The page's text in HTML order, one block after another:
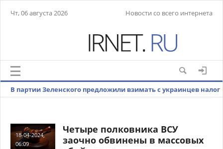
Чт, 06 августа 2026 Новости со всего интернета
В партии Зеленского предложили взимать с украинцев налог
18-04-2024,
06:09
Четыре полковника ВСУ
заочно обвинены в массовых